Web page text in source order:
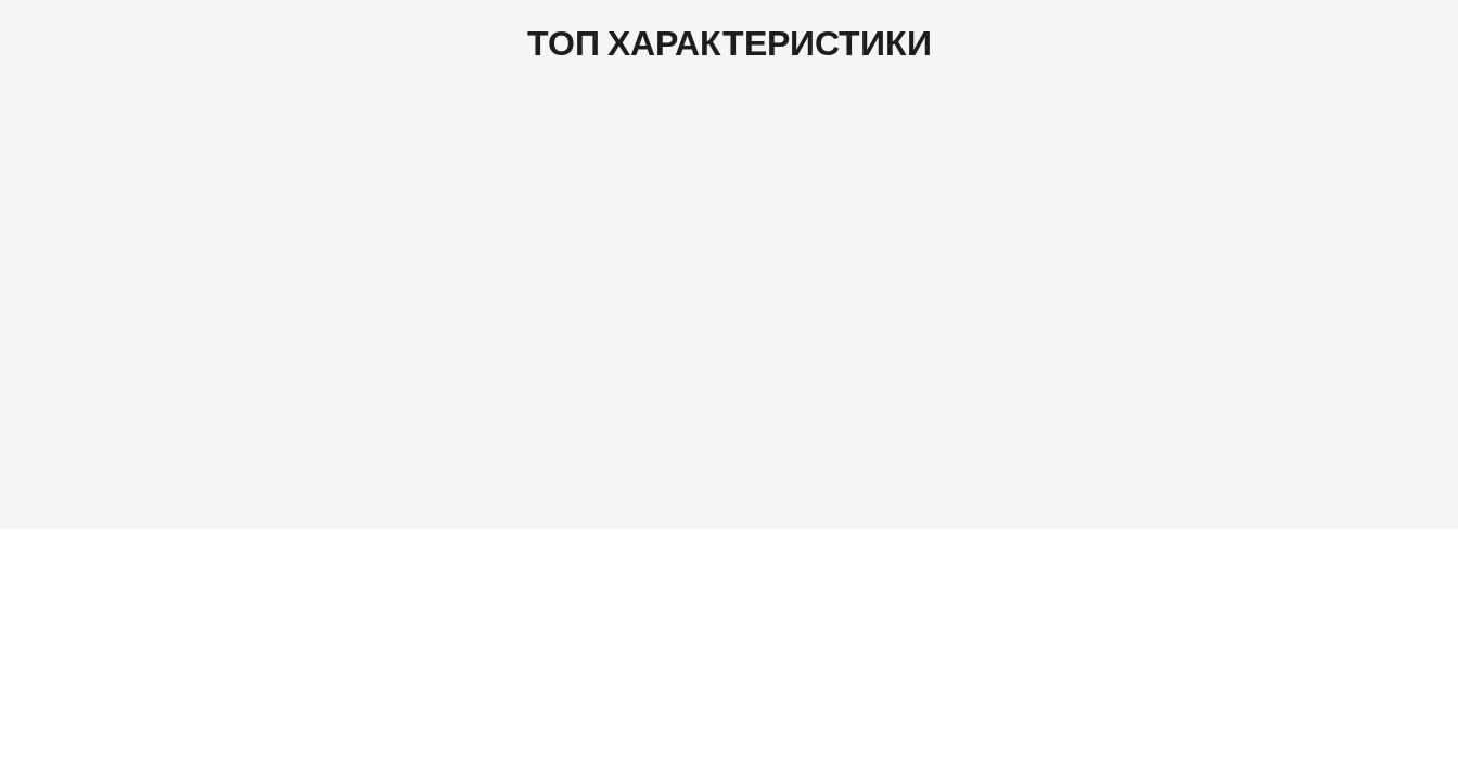
ТОП ХАРАКТЕРИСТИКИ